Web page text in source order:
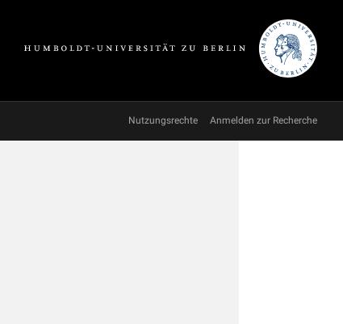
Nutzungsrechte Anmelden zur Recherche